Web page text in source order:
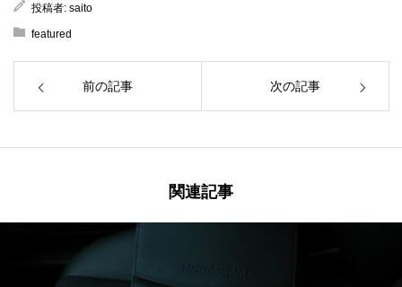
投稿者: saito
featured
前の記事 次の記事
関連記事